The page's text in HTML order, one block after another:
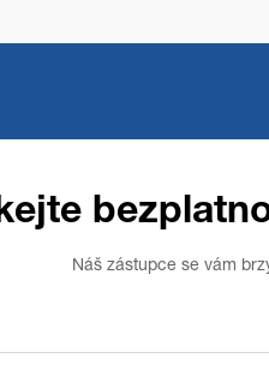
Náš zástupce se vám